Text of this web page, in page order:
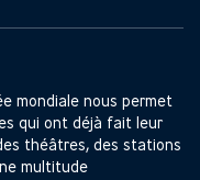
mondiale nous permet
qui ont déjà fait leur
théâtres, des stations
multitude